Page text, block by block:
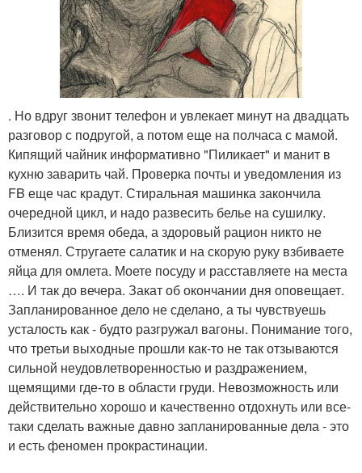
. Но вдруг звонит телефон и увлекает минут на двадцать
разговор с подругой, а потом еще на полчаса с мамой.
Кипящий чайник информативно "Пиликает" и манит в
кухню заварить чай. Проверка почты и уведомления из
FB еще час крадут. Стиральная машинка закончила
очередной цикл, и надо развесить белье на сушилку.
Близится время обеда, а здоровый рацион никто не
отменял. Стругаете салатик и на скорую руку взбиваете
яйца для омлета. Моете посуду и расставляете на места
…. И так до вечера. Закат об окончании дня оповещает.
Запланированное дело не сделано, а ты чувствуешь
усталость как - будто разгружал вагоны. Понимание того,
что третьи выходные прошли как-то не так отзываются
сильной неудовлетворенностью и раздражением,
щемящими где-то в области груди. Невозможность или
действительно хорошо и качественно отдохнуть или все-
таки сделать важные давно запланированные дела - это
и есть феномен прокрастинации.